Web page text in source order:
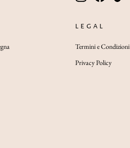
LA
LEGAL
Termini e Condizioni
Privacy Policy